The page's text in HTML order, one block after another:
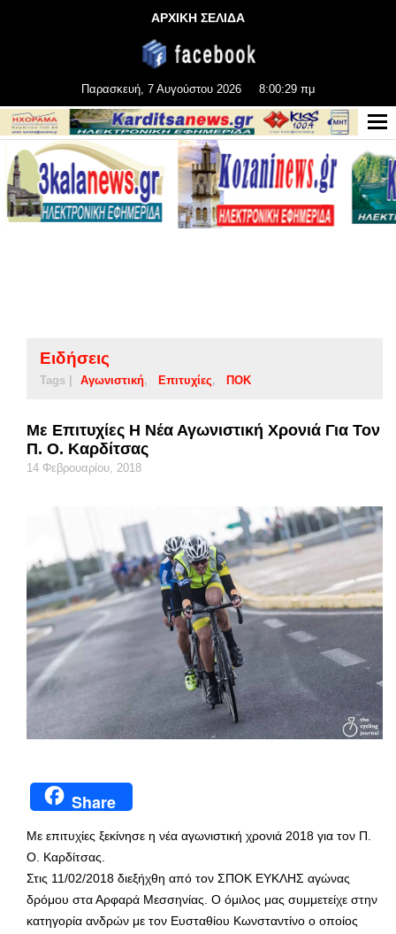
ΑΡΧΙΚΗ ΣΕΛΙΔΑ
Παρασκευή, 7 Αυγούστου 2026 8:00:29 πμ
Ειδήσεις
Tags | Αγωνιστική Επιτυχίες ΠΟΚ
Με Επιτυχίες Η Νέα Αγωνιστική Χρονιά Για Τον
Π. Ο. Καρδίτσας
14 Φεβρουαρίου, 2018
Share
Με επιτυχίες ξεκίνησε η νέα αγωνιστική χρονιά 2018 για τον Π.
Ο. Καρδίτσας.
Στις 11/02/2018 διεξήχθη από τον ΣΠΟΚ ΕΥΚΛΗΣ αγώνας
δρόμου στα Αρφαρά Μεσσηνίας. Ο όμιλος μας συμμετείχε στην
κατηγορία ανδρών με τον Ευσταθίου Κωνσταντίνο ο οποίος